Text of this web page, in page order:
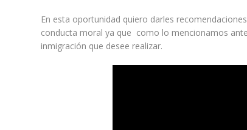
En esta oportunidad quiero darles
conducta moral ya que como lo mencionamos
inmigración que desee realizar.